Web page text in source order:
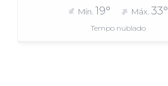
Mín. 19° Máx.33°
Tempo nublado